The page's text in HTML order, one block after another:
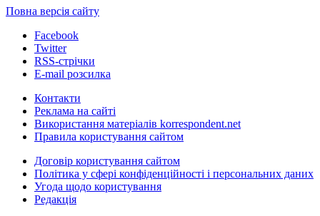
Повна версія сайту
Facebook
Twitter
RSS-стрічки
E-mail розсилка
Контакти
Реклама на сайті
Використання матеріалів korrespondent.net
Правила користування сайтом
Договір користування сайтом
Політика у сфері конфіденційності і персональних даних
Угода щодо користування
Редакція